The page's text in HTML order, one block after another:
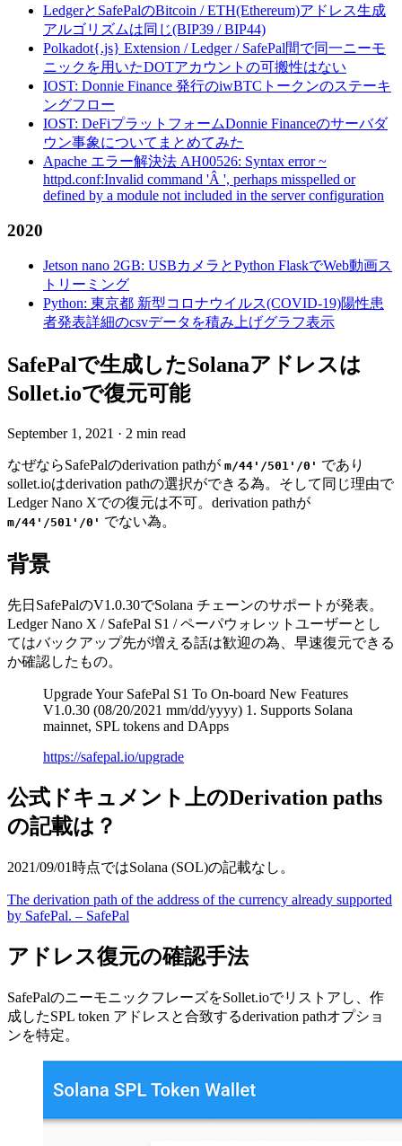
LedgerとSafePalのBitcoin / ETH(Ethereum)アドレス生成
アルゴリズムは同じ(BIP39 / BIP44)
Polkadot{.js} Extension / Ledger / SafePal間で同一ニーモ
ニックを用いたDOTアカウントの可搬性はない
IOST: Donnie Finance 発行のiwBTCトークンのステーキ
ングフロー
IOST: DeFiプラットフォームDonnie Financeのサーバダ
ウン事象についてまとめてみた
Apache エラー解決法 AH00526: Syntax error ~
httpd.conf:Invalid command 'Â ', perhaps misspelled or
defined by a module not included in the server configuration
2020
Jetson nano 2GB: USBカメラとPython FlaskでWeb動画ス
トリーミング
Python: 東京都 新型コロナウイルス(COVID-19)陽性患
者発表詳細のcsvデータを積み上げグラフ表示
SafePalで生成したSolanaアドレスは
Sollet.ioで復元可能
September 1, 2021 · 2 min read
なぜならSafePalのderivation pathが m/44'/501'/0' であり
sollet.ioはderivation pathの選択ができる為。そして同じ理由で
Ledger Nano Xでの復元は不可。derivation pathが
m/44'/501'/0' でない為。
背景
先日SafePalのV1.0.30でSolana チェーンのサポートが発表。
Ledger Nano X / SafePal S1 / ペーパウォレットユーザーとし
てはバックアップ先が増える話は歓迎の為、早速復元できる
か確認したもの。
Upgrade Your SafePal S1 To On-board New Features
V1.0.30 (08/20/2021 mm/dd/yyyy) 1. Supports Solana
mainnet, SPL tokens and DApps
https://safepal.io/upgrade
公式ドキュメント上のDerivation paths
の記載は？
2021/09/01時点ではSolana (SOL)の記載なし。
The derivation path of the address of the currency already supported
by SafePal. – SafePal
アドレス復元の確認手法
SafePalのニーモニックフレーズをSollet.ioでリストアし、作
成したSPL token アドレスと合致するderivation pathオプショ
ンを特定。